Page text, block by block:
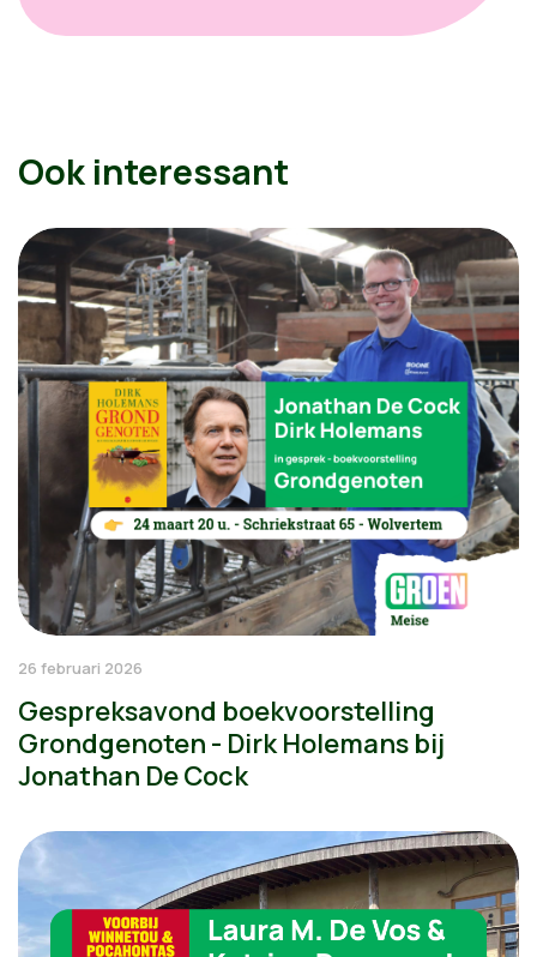
Ook interessant
26 februari 2026
Gespreksavond boekvoorstelling
Grondgenoten - Dirk Holemans bij
Jonathan De Cock